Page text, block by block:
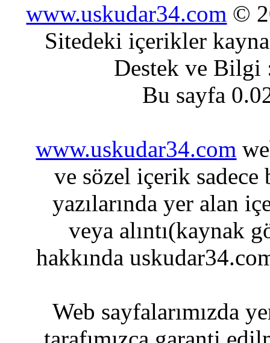
www.uskudar34.com ©
Sitedeki içerikler
Destek ve
Bu sayfa
www.uskudar34.com
ve sözel içerik sadece
yazılarında yer alan
veya alıntı(kaynak
hakkında
Web sayfalarımızda